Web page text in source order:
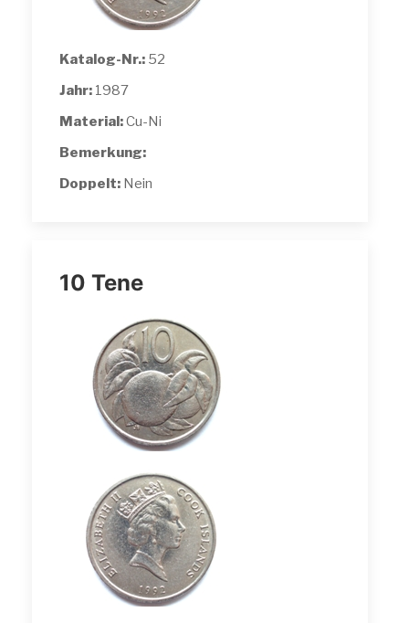
Katalog-Nr.: 52
Jahr: 1987
Material:Cu-Ni
Bemerkung:
Doppelt: Nein
10 Tene